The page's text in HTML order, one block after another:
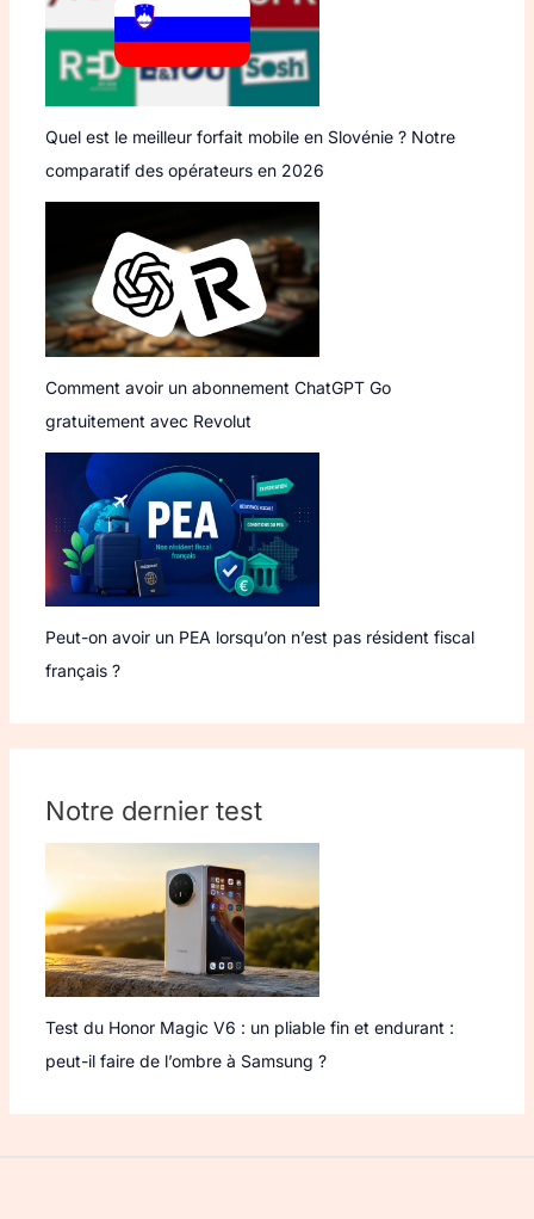
Quel est le meilleur forfait mobile en Slovénie ? Notre
comparatif des opérateurs en 2026
Comment avoir un abonnement ChatGPT Go
gratuitement avec Revolut
Peut-on avoir un PEA lorsqu’on n’est pas résident fiscal
français ?
Notre dernier test
Test du Honor Magic V6 : un pliable fin et endurant :
peut-il faire de l’ombre à Samsung ?